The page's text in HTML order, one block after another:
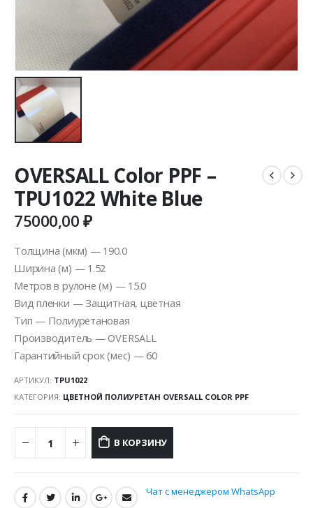
OVERSALL Color PPF –
TPU1022 White Blue
75000,00₽
Толщина (мкм) — 190.0
Ширина (м) — 1.52
Метров в рулоне (м) — 15.0
Вид пленки — Защитная, цветная
Тип — Полиуретановая
Производитель — OVERSALL
Гарантийный срок (мес) — 60
АРТИКУЛ: TPU1022
КАТЕГОРИЯ: ЦВЕТНОЙ ПОЛИУРЕТАН OVERSALL COLOR PPF
В КОРЗИНУ
Чат с менеджером WhatsApp